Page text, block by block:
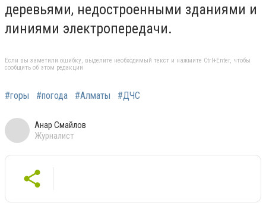
деревьями, недостроенными зданиями и
линиями электропередачи.
Если вы заметили ошибку, выделите необходимый текст и нажмите Ctrl+Enter, чтобы
сообщить об этом редакции
#горы #погода #Алматы #ДЧС
Анар Смайлов
Журналист